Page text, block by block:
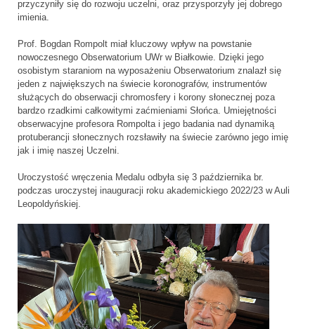
przyczyniły się do rozwoju uczelni, oraz przysporzyły jej dobrego
imienia.
Prof. Bogdan Rompolt miał kluczowy wpływ na powstanie
nowoczesnego Obserwatorium UWr w Białkowie. Dzięki jego
osobistym staraniom na wyposażeniu Obserwatorium znalazł się
jeden z największych na świecie koronografów, instrumentów
służących do obserwacji chromosfery i korony słonecznej poza
bardzo rzadkimi całkowitymi zaćmieniami Słońca. Umiejętności
obserwacyjne profesora Rompolta i jego badania nad dynamiką
protuberancji słonecznych rozsławiły na świecie zarówno jego imię
jak i imię naszej Uczelni.
Uroczystość wręczenia Medalu odbyła się 3 października br.
podczas uroczystej inauguracji roku akademickiego 2022/23 w Auli
Leopoldyńskiej.